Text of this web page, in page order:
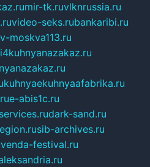
mir-tk.ruvlknrussia.ru
video-seks.rubankaribi.ru
moskva113.ru
kuhnyaekuhnyaafabrika.ru
e-abis1c.ru
dark-sand.ru
sib-archives.ru
venda-festival.ru